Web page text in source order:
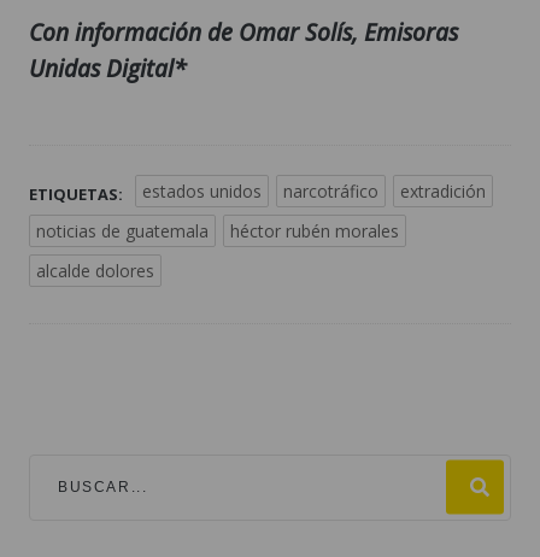
Con información de Omar Solís, Emisoras
Unidas Digital*
ETIQUETAS: estados unidos narcotráfico
extradición
noticias de guatemala
héctor rubén morales
alcalde dolores